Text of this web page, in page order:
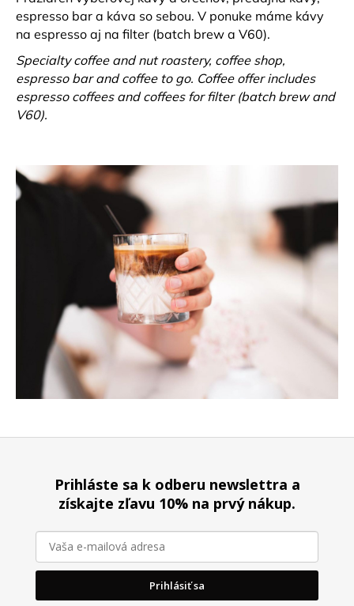
espresso bar a káva so sebou. V ponuke máme kávy
na espresso aj na filter (batch brew a V60).
Specialty coffee and nut roastery, coffee shop,
espresso bar and coffee to go. Coffee offer includes
espresso coffees and coffees for filter (batch brew and
V60).
a
m
e
HARIO
V-
40
KS
4,90
Prihláste sa k odberu newslettra a
získajte zľavu 10% na prvý nákup.
Prihlásiť sa